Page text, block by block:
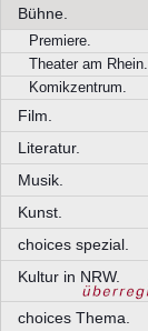
Bühne.
Premiere.
Theater am Rhein.
Komikzentrum.
Film.
Literatur.
Musik.
Kunst.
choices spezial.
Kultur in NRW.
choices Thema.